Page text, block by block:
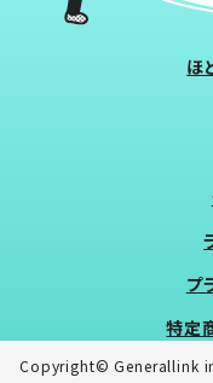
ほ
プ
特定
Copyright© Generallink